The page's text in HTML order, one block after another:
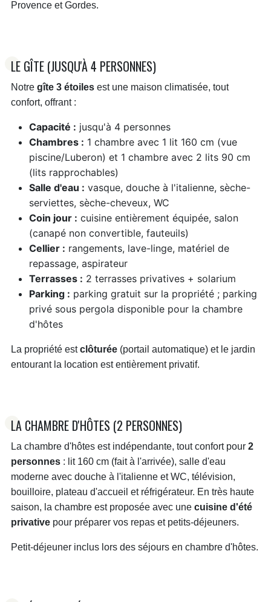
Semaine : 650 €
Deux personnes : 95 €
Taxe de séjour : 0,85 €.
Gîte:
Du 01/01 au 03/04/2026
Semaine : 500 €
Taxe de séjour : 1,75 €.
Du 04/04 au 01/05/2026
Semaine : 850 €
Taxe de séjour : 1,75 €.
Du 02/05 au 03/07/2026
Semaine : 900 €
Taxe de séjour : 1,75 €.
Du 04/07 au 28/08/2026
Taxe de séjour : 1,75 €.
Provence et Gordes.
LE GÎTE (JUSQU'À 4 PERSONNES)
Notre gîte 3 étoilesest une maison climatisée, tout
confort, offrant :
Capacité : jusqu'à 4 personnes
Chambres : 1 chambre avec 1 lit 160 cm (vue
piscine/Luberon) et 1 chambre avec 2 lits 90 cm
(lits rapprochables)
Salle d'eau : vasque, douche à l'italienne, sèche-
serviettes, sèche-cheveux, WC
Coin jour : cuisine entièrement équipée, salon
(canapé non convertible, fauteuils)
Cellier : rangements, lave-linge, matériel de
repassage, aspirateur
Terrasses : 2 terrasses privatives + solarium
Parking : parking gratuit sur la propriété ; parking
privé sous pergola disponible pour la chambre
d'hôtes
La propriété estclôturée(portail automatique) et le jardin
entourant la location est entièrement privatif.
LA CHAMBRE D'HÔTES (2 PERSONNES)
La chambre d'hôtes est indépendante, tout confort pour 2
personnes: lit 160 cm (fait à l'arrivée), salle d'eau
moderne avec douche à l'italienne et WC, télévision,
bouilloire, plateau d'accueil et réfrigérateur. En très haute
saison, la chambre est proposée avec une cuisine d'été
privativepour préparer vos repas et petits-déjeuners.
Petit-déjeuner inclus lors des séjours en chambre d'hôtes.